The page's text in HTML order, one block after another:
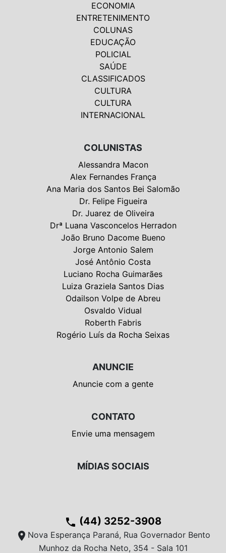
ECONOMIA
ENTRETENIMENTO
COLUNAS
EDUCAÇÃO
POLICIAL
SAÚDE
CLASSIFICADOS
CULTURA
CULTURA
INTERNACIONAL
COLUNISTAS
Alessandra Macon
Alex Fernandes França
Ana Maria dos Santos Bei Salomão
Dr. Felipe Figueira
Dr. Juarez de Oliveira
Drª Luana Vasconcelos Herradon
João Bruno Dacome Bueno
Jorge Antonio Salem
José Antônio Costa
Luciano Rocha Guimarães
Luiza Graziela Santos Dias
Odailson Volpe de Abreu
Osvaldo Vidual
Roberth Fabris
Rogério Luís da Rocha Seixas
ANUNCIE
Anuncie com a gente
CONTATO
Envie uma mensagem
MÍDIAS SOCIAIS
phone (44) 3252-3908
location_on Nova Esperança Paraná, Rua Governador Bento
Munhoz da Rocha Neto, 354 - Sala 101